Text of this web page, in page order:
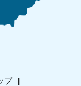
プ